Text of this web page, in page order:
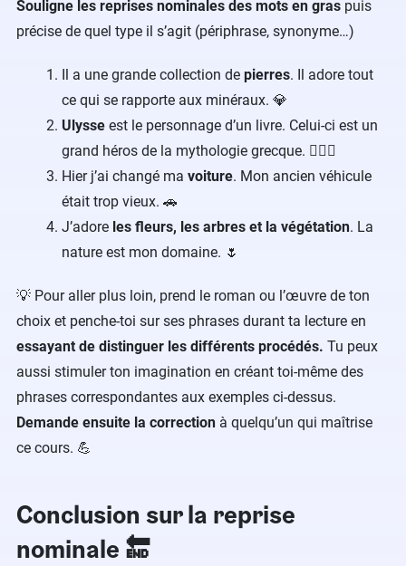
Souligne les reprises nominales des mots en gras puis
précise de quel type il s’agit (périphrase, synonyme…)
Il a une grande collection de pierres. Il adore tout
ce qui se rapporte aux minéraux. 💎
Ulysse est le personnage d’un livre. Celui-ci est un
grand héros de la mythologie grecque. 🦸🏼‍♂️
Hier j’ai changé ma voiture. Mon ancien véhicule
était trop vieux. 🚗
J’adore les fleurs, les arbres et la végétation. La
nature est mon domaine. 🌷
💡 Pour aller plus loin, prend le roman ou l’œuvre de ton
choix et penche-toi sur ses phrases durant ta lecture en
essayant de distinguer les différents procédés. Tu peux
aussi stimuler ton imagination en créant toi-même des
phrases correspondantes aux exemples ci-dessus.
Demande ensuite la correction à quelqu’un qui maîtrise
ce cours. 💪
Conclusion sur la reprise
nominale 🔚